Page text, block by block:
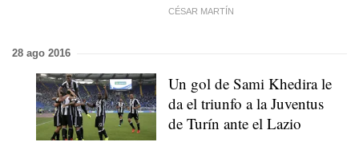
CÉSAR MARTÍN
28 ago 2016
Un gol de Sami Khedira le
da el triunfo a la Juventus
de Turín ante el Lazio